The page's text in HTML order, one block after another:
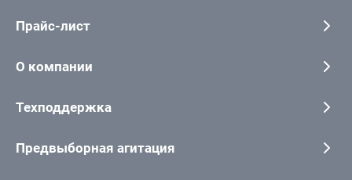
Прайс-лист
О компании
Техподдержка
Предвыборная агитация